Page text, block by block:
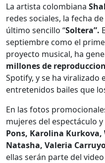
La artista colombiana
redes sociales, la fecha de
último sencillo “Soltera”.
septiembre como el
proyecto musical, ha
millones de
Spotify, y se ha viralizado
entretenidos bailes que
En las fotos
mujeres del espectáculo
Pons, Karolina
Natasha, Valeria
ellas serán parte del